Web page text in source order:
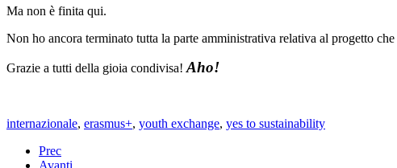
Ma non è finita qui.
Non ho ancora terminato tutta la parte amministrativa relativa al progetto che
Grazie a tutti della gioia condivisa! Aho!
internazionale, erasmus+, youth exchange, yes to sustainability
Prec
Avanti